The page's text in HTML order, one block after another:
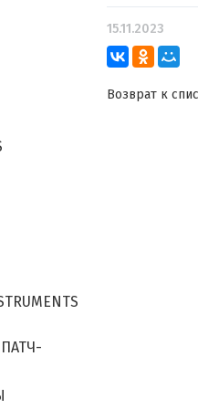
15.11.2023
Возврат к
ПАТЧ-